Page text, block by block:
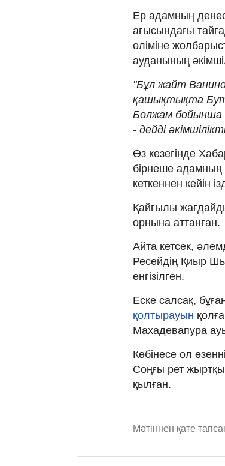
Ер адамның
ағысындағы
өліміне
ауданының
"Бұл жайт
қашықтықта
Болжам бойынша
- дейді
Өз кезегінде
бірнеше
кеткеннен кейін
Қайғылы
орнына аттанған.
Айта кетсек,
Ресейдің Қиыр
енгізілген.
Еске салсақ,
қолтырауын
Махадевапура
Көбінесе ол
Соңғы рет
қылған.
Мәтіннен қате